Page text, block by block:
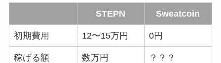
STEPN Sweatcoin
初期費用 12〜15万円 0円
稼げる額 数万円 ？？？